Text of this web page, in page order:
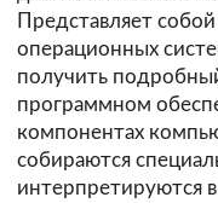
Представляет
операционных
получить
программном
компонентах
собираются
интерпретируются